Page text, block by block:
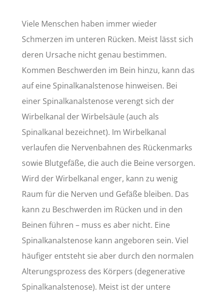
Viele Menschen haben immer wieder
Schmerzen im unteren Rücken. Meist lässt sich
deren Ursache nicht genau bestimmen.
Kommen Beschwerden im Bein hinzu, kann das
auf eine Spinalkanalstenose hinweisen. Bei
einer Spinalkanalstenose verengt sich der
Wirbelkanal der Wirbelsäule (auch als
Spinalkanal bezeichnet). Im Wirbelkanal
verlaufen die Nervenbahnen des Rückenmarks
sowie Blutgefäße, die auch die Beine versorgen.
Wird der Wirbelkanal enger, kann zu wenig
Raum für die Nerven und Gefäße bleiben. Das
kann zu Beschwerden im Rücken und in den
Beinen führen – muss es aber nicht. Eine
Spinalkanalstenose kann angeboren sein. Viel
häufiger entsteht sie aber durch den normalen
Alterungsprozess des Körpers (degenerative
Spinalkanalstenose). Meist ist der untere